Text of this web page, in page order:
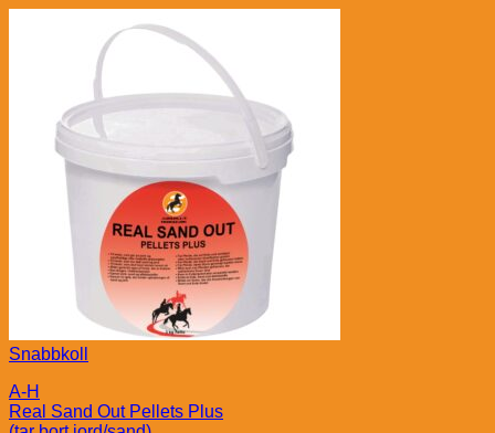
Snabbkoll
A-H
Real Sand Out Pellets Plus